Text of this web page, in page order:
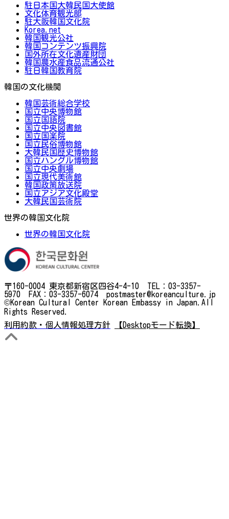
駐日本国大韓民国大使館
文化体育観光部
駐大阪韓国文化院
Korea.net
韓国観光公社
韓国コンテンツ振興院
国外所在文化遺産財団
韓国農水産食品流通公社
駐日韓国教育院
韓国の文化機関
韓国芸術総合学校
国立中央博物館
国立国語院
国立中央図書館
国立国楽院
国立民俗博物館
大韓民国歴史博物館
国立ハングル博物館
国立中央劇場
国立現代美術館
韓国政策放送院
国立アジア文化殿堂
大韓民国芸術院
世界の韓国文化院
世界の韓国文化院
〒160-0004 東京都新宿区四谷4-4-10 TEL：03-3357-
5970 FAX：03-3357-6074 postmaster@koreanculture.jp
©Korean Cultural Center Korean Embassy in Japan.All
Rights Reserved.
利用約款・個人情報処理方針
【Desktopモード転換】